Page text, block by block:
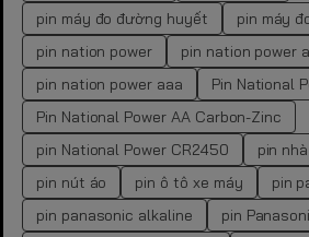
pin máy đo đường huyết
pin máy
pin nation power
pin nation power
pin nation power aaa
Pin National
Pin National Power AA Carbon-Zinc
pin National Power CR2450
pin
pin nút áo
pin ô tô xe máy pin
pin panasonic alkaline
pin